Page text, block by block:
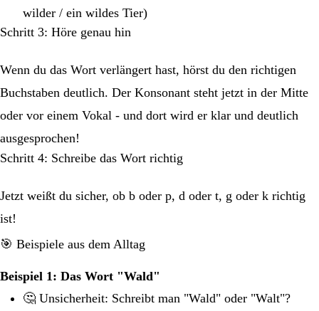
wilder / ein wildes Tier)
Schritt 3: Höre genau hin
Wenn du das Wort verlängert hast, hörst du den richtigen
Buchstaben deutlich. Der Konsonant steht jetzt in der Mitte
oder vor einem Vokal - und dort wird er klar und deutlich
ausgesprochen!
Schritt 4: Schreibe das Wort richtig
Jetzt weißt du sicher, ob b oder p, d oder t, g oder k richtig
ist!
🎯 Beispiele aus dem Alltag
Beispiel 1: Das Wort "Wald"
🤔 Unsicherheit: Schreibt man "Wald" oder "Walt"?